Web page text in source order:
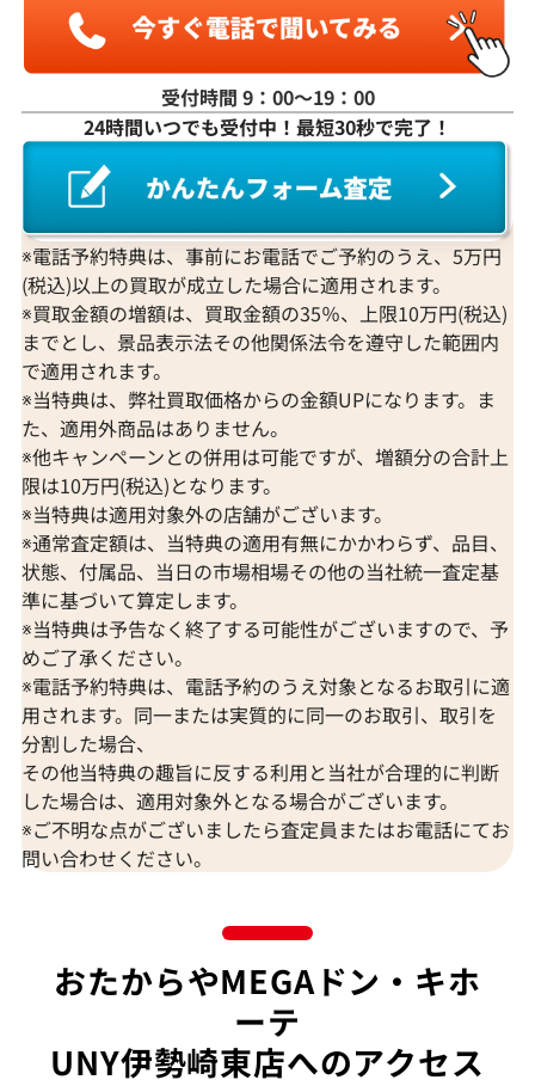
受付時間 9：00〜19：00
24時間いつでも受付中！最短30秒で完了！
※電話予約特典は、事前にお電話でご予約のうえ、5万円
(税込)以上の買取が成立した場合に適用されます。
※買取金額の増額は、買取金額の35％、上限10万円(税込)
までとし、景品表示法その他関係法令を遵守した範囲内
で適用されます。
※当特典は、弊社買取価格からの金額UPになります。ま
た、適用外商品はありません。
※他キャンペーンとの併用は可能ですが、増額分の合計上
限は10万円(税込)となります。
※当特典は適用対象外の店舗がございます。
※通常査定額は、当特典の適用有無にかかわらず、品目、
状態、付属品、当日の市場相場その他の当社統一査定基
準に基づいて算定します。
※当特典は予告なく終了する可能性がございますので、予
めご了承ください。
※電話予約特典は、電話予約のうえ対象となるお取引に適
用されます。同一または実質的に同一のお取引、取引を
分割した場合、
その他当特典の趣旨に反する利用と当社が合理的に判断
した場合は、適用対象外となる場合がございます。
※ご不明な点がございましたら査定員またはお電話にてお
問い合わせください。
おたからやMEGAドン・キホ
ーテ
UNY伊勢崎東店へのアクセス